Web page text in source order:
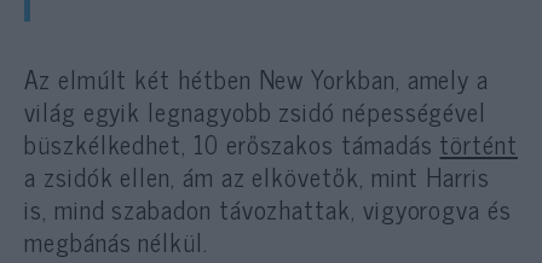
Az elmúlt két hétben New Yorkban, amely a
világ egyik legnagyobb zsidó népességével
büszkélkedhet, 10 erőszakos támadás történt
a zsidók ellen, ám az elkövetők, mint Harris
is, mind szabadon távozhattak, vigyorogva és
megbánás nélkül.